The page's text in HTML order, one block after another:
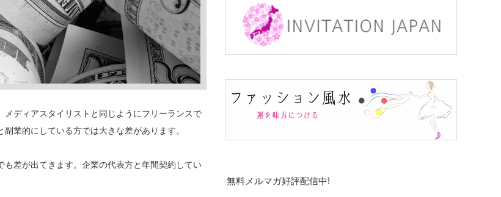
ディアスタイリストと同じようにフリーランスで
業的にしている方では大きな差があります。
差が出てきます。企業の代表方と年間契約してい
無料メルマガ好評配信中!